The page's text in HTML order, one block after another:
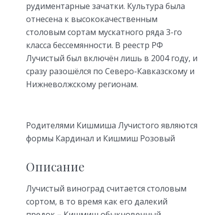
рудиментарные зачатки. Культура была
отнесена к высококачественным
столовым сортам мускатного ряда 3-го
класса бессемянности. В реестр РФ
Лучистый был включён лишь в 2004 году, и
сразу разошёлся по Северо-Кавказскому и
Нижневолжскому регионам.
Родителями Кишмиша Лучистого являются
формы Кардинал и Кишмиш Розовый
Описание
Лучистый виноград считается столовым
сортом, в то время как его далекий